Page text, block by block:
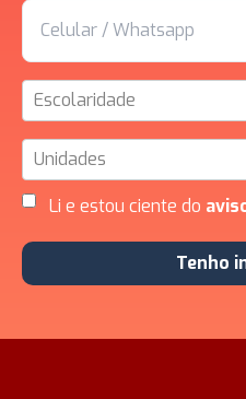
Escolaridade
Unidades
Li e estou ciente do
Tenho